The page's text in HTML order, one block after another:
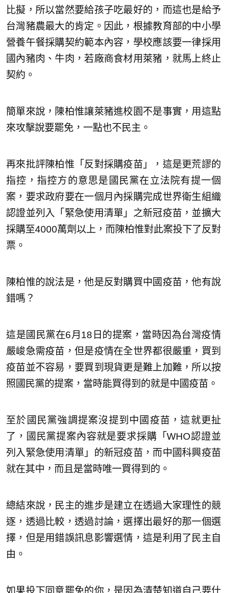
比擬，所以當然要給孩子吃最好的，而這也是給予
台灣豬農最大的肯定。因此，根據教育部的中小學
營養午餐採購契約範本內容，學校應該要一律採用
國內豬肉、牛肉，若廠商食材用萊豬，就馬上終止
契約。
簡單來說，陳柏惟讓萊豬進校園不是事實，用這點
來攻擊說要罷免，一點也不民主。
再來批評陳柏惟「反對採購疫苗」，這是更荒謬的
指控，指控方的意思是國民黨在立法院有提一個
案，要求政府要在一個月內採購完成世界衛生組織
認證並列入「緊急使用清單」之新冠疫苗，並擴大
採購至4000萬劑以上，而陳柏惟對此案投下了反對
票。
陳柏惟的說法是，他是反對購買中國疫苗，他有說
錯嗎？
這是國民黨在6月18日的提案，當時因為台灣疫情
嚴峻急需疫苗，但是疫情在全世界都很嚴重，買到
疫苗並不容易，要買到現貨更是難上加難，所以按
照國民黨的提案，當時能買得到的就是中國疫苗。
至於國民黨強調提案沒提到中國疫苗，這就更扯
了，國民黨提案內容就是要求採購「WHO認證並
列入緊急使用清單」的新冠疫苗，而中國科興疫苗
就在其中，而且是當時唯一買得到的。
總結來說，民主的進步是建立在透過大家理性的競
逐，透過比較，透過討論，選擇出最好的那一個選
擇，但是用錯誤訊息影響選情，這是利用了民主自
由。